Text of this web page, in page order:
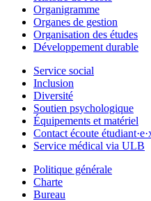
Organigramme
Organes de gestion
Organisation des études
Développement durable
Service social
Inclusion
Diversité
Soutien psychologique
Équipements et matériel
Contact écoute
Service médical via ULB
Politique générale
Charte
Bureau